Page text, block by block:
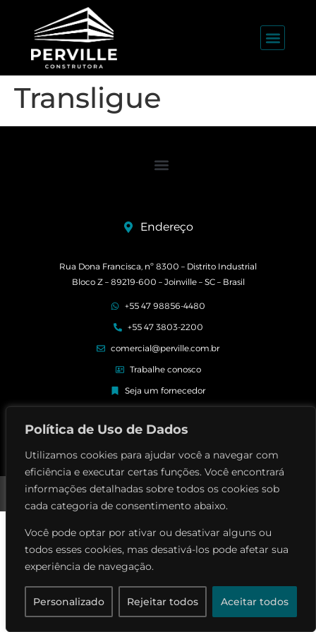
Política de Uso de Dados
Utilizamos cookies para ajudar você a navegar com
eficiência e executar certas funções. Você encontrará
informações detalhadas sobre todos os cookies sob
cada categoria de consentimento abaixo.
Você pode optar por ativar ou desativar alguns ou
todos esses cookies, mas desativá-los pode afetar sua
experiência de navegação.
Personalizado Rejeitar todos Aceitar todos
Transligue
Endereço
Rua Dona Francisca, nº 8300 – Distrito Industrial
Bloco Z – 89219-600 – Joinville – SC – Brasil
+55 47 98856-4480
+55 47 3803-2200
comercial@perville.com.br
Trabalhe conosco
Seja um fornecedor
Perville Contrutora © | Todos os direitos reservados